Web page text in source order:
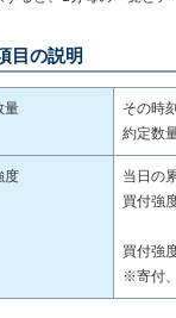
目の説明
量
その時
約定数
度
当日の
買付強
買付強
※寄付